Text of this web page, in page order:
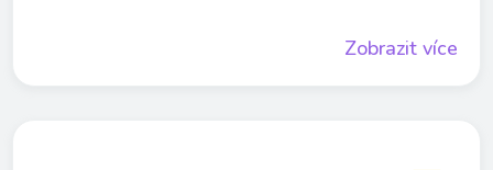
Zobrazit více